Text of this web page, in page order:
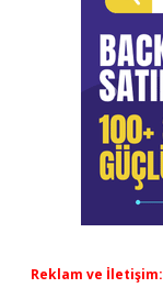
Reklam ve İletişim: